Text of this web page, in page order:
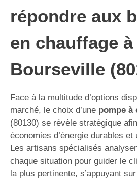
répondre aux
en chauffage à
Bourseville
Face à la multitude d’options
marché, le choix d’une pompe à
(80130) se révèle stratégique
économies d’énergie durables
Les artisans spécialisés
chaque situation pour guider le
la plus pertinente, s’appuyant